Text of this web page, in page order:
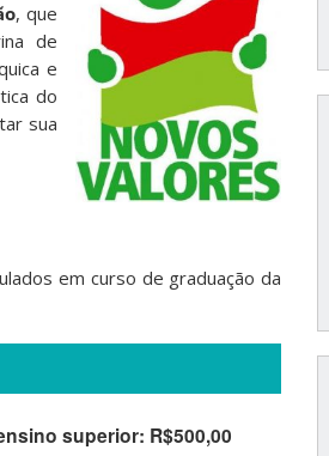
, que
de
e
do
sua
em curso de graduação da
superior: R$500,00